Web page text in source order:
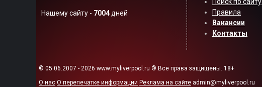
Нашему сайту - 7004 дней
Правила
Вакансии
Контакты
© 05.06.2007 - 2026 www.myliverpool.ru ® Все права защищены. 18+
О нас О перепечатке информации Реклама на сайте admin@myliverpool.ru